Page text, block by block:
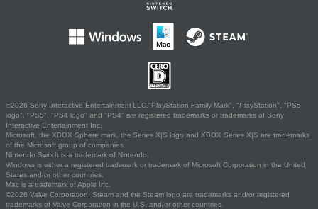
©2026 Sony Interactive Entertainment LLC."PlayStation Family Mark", "PlayStation", "PS5
logo", "PS5", "PS4 logo" and "PS4" are registered trademarks or trademarks of Sony
Interactive Entertainment Inc.
Microsoft, the XBOX Sphere mark, the Series X|S logo and XBOX Series X|S are trademarks
of the Microsoft group of companies.
Nintendo Switch is a trademark of Nintendo.
Windows is either a registered trademark or trademark of Microsoft Corporation in the United
States and/or other countries.
Mac is a trademark of Apple Inc.
©2026 Valve Corporation. Steam and the Steam logo are trademarks and/or registered
trademarks of Valve Corporation in the U.S. and/or other countries.